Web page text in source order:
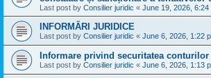
Last post by Consilier juridic « June 19, 2026, 6:24
INFORMĂRI JURIDICE
Last post by Consilier juridic « June 6, 2026, 1:22
Informare privind securitatea conturilor
Last post by Consilier juridic « June 6, 2026, 1:13